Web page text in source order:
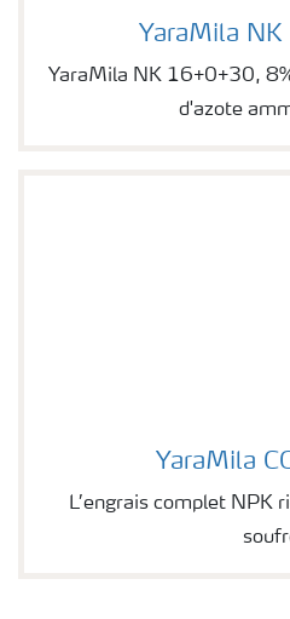
Image of YaraMila NK
YaraMila
YaraMila NK 16+0+30,
d'azote
Image of YaraMila
YaraMila
L’engrais complet NPK